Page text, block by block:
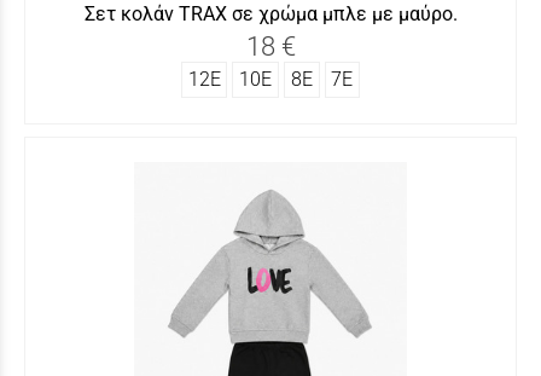
Σετ κολάν TRΑX σε χρώμα μπλε με μαύρο.
18 €
12Ε 10Ε 8Ε 7Ε